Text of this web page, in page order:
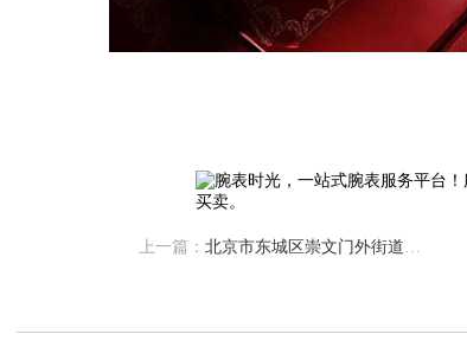
光售后服务中心（需提前预约）
光售后服务中心（需提前预约）
后服务中心（需提前预约）
后服务中心（需提前预约）
光售后服务中心（需提前预约）
交汇处腕表时光售后服务中心（需提前预约）
后服务中心（需提前预约）
上一篇： 北京市东城区崇文门外街道劳力士手表保养店地址电话